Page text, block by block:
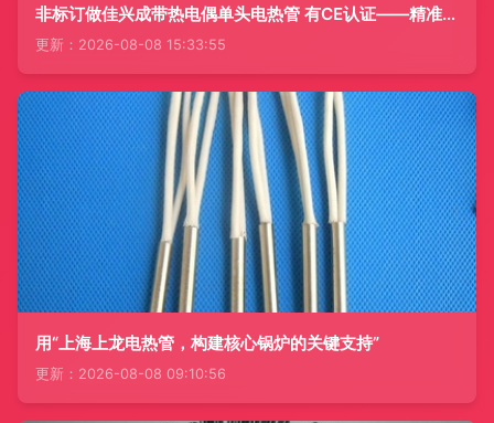
非标订做佳兴成带热电偶单头电热管 有CE认证——精准温控与定制制造的融合典范
更新：2026-08-08 15:33:55
用“上海上龙电热管，构建核心锅炉的关键支持”
更新：2026-08-08 09:10:56